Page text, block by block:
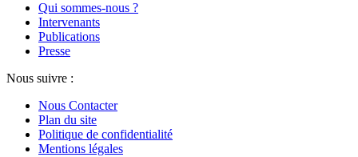
Qui sommes-nous ?
Intervenants
Publications
Presse
Nous suivre :
Nous Contacter
Plan du site
Politique de confidentialité
Mentions légales